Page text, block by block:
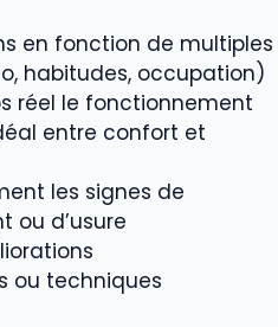
en fonction de multiples
habitudes, occupation)
réel le fonctionnement
entre confort et
les signes de
ou d’usure
ou techniques